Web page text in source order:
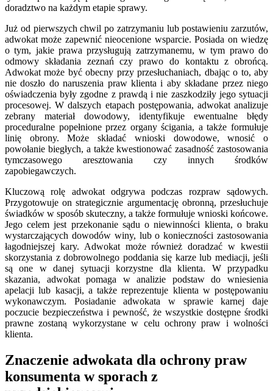
doradztwo na każdym etapie sprawy.
Już od pierwszych chwil po zatrzymaniu lub postawieniu zarzutów,
adwokat może zapewnić nieocenione wsparcie. Posiada on wiedzę
o tym, jakie prawa przysługują zatrzymanemu, w tym prawo do
odmowy składania zeznań czy prawo do kontaktu z obrońcą.
Adwokat może być obecny przy przesłuchaniach, dbając o to, aby
nie doszło do naruszenia praw klienta i aby składane przez niego
oświadczenia były zgodne z prawdą i nie zaszkodziły jego sytuacji
procesowej. W dalszych etapach postępowania, adwokat analizuje
zebrany materiał dowodowy, identyfikuje ewentualne błędy
proceduralne popełnione przez organy ścigania, a także formułuje
linię obrony. Może składać wnioski dowodowe, wnosić o
powołanie biegłych, a także kwestionować zasadność zastosowania
tymczasowego aresztowania czy innych środków
zapobiegawczych.
Kluczową rolę adwokat odgrywa podczas rozpraw sądowych.
Przygotowuje on strategicznie argumentację obronną, przesłuchuje
świadków w sposób skuteczny, a także formułuje wnioski końcowe.
Jego celem jest przekonanie sądu o niewinności klienta, o braku
wystarczających dowodów winy, lub o konieczności zastosowania
łagodniejszej kary. Adwokat może również doradzać w kwestii
skorzystania z dobrowolnego poddania się karze lub mediacji, jeśli
są one w danej sytuacji korzystne dla klienta. W przypadku
skazania, adwokat pomaga w analizie podstaw do wniesienia
apelacji lub kasacji, a także reprezentuje klienta w postępowaniu
wykonawczym. Posiadanie adwokata w sprawie karnej daje
poczucie bezpieczeństwa i pewność, że wszystkie dostępne środki
prawne zostaną wykorzystane w celu ochrony praw i wolności
klienta.
Znaczenie adwokata dla ochrony praw
konsumenta w sporach z